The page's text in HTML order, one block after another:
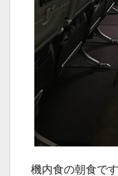
機内食の朝食で